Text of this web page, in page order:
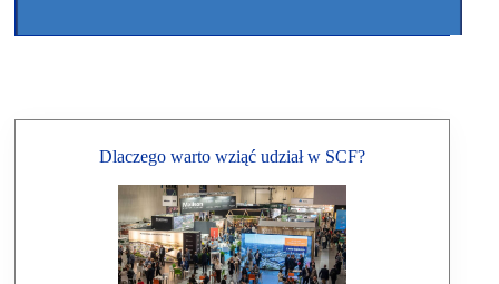
Dlaczego warto wziąć udział w SCF?